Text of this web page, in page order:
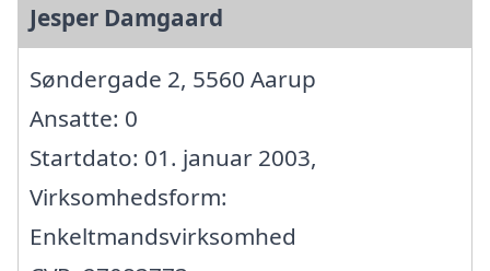
Jesper Damgaard
Søndergade 2, 5560 Aarup
Ansatte: 0
Startdato: 01. januar 2003,
Virksomhedsform:
Enkeltmandsvirksomhed